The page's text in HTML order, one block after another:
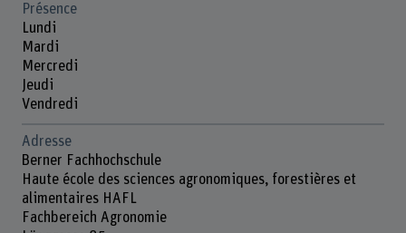
Présence
Lundi
Mardi
Mercredi
Jeudi
Vendredi
Adresse
Berner Fachhochschule
Haute école des sciences agronomiques, forestières et
alimentaires HAFL
Fachbereich Agronomie